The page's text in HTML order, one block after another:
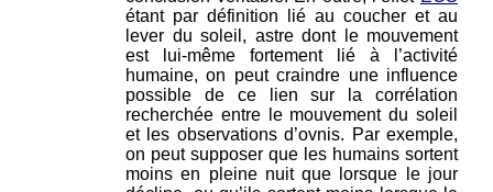
étant par définition lié au coucher et au
lever du soleil, astre dont le mouvement
est lui-même fortement lié à l’activité
humaine, on peut craindre une influence
possible de ce lien sur la corrélation
recherchée entre le mouvement du soleil
et les observations d’ovnis. Par exemple,
on peut supposer que les humains sortent
moins en pleine nuit que lorsque le jour